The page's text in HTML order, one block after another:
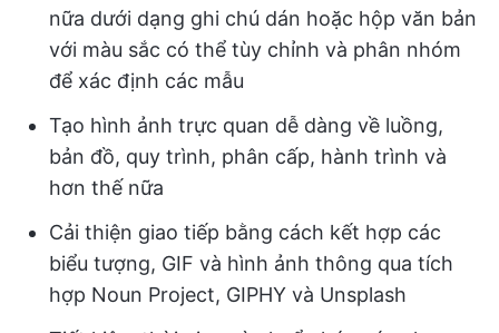
nữa dưới dạng ghi chú dán hoặc hộp văn bản
với màu sắc có thể tùy chỉnh và phân nhóm
để xác định các mẫu
Tạo hình ảnh trực quan dễ dàng về luồng,
bản đồ, quy trình, phân cấp, hành trình và
hơn thế nữa
Cải thiện giao tiếp bằng cách kết hợp các
biểu tượng, GIF và hình ảnh thông qua tích
hợp Noun Project, GIPHY và Unsplash